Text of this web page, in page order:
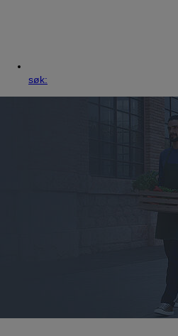
søk: